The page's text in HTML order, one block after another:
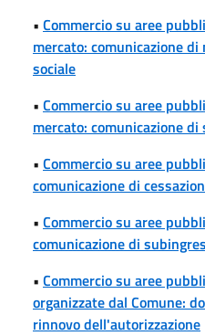
• Commercio su aree
mercato: comunicazione
sociale
• Commercio su aree
mercato: comunicazione
• Commercio su aree
comunicazione di
• Commercio su aree
comunicazione di
• Commercio su aree
organizzate dal Comune:
rinnovo dell'autorizzazione